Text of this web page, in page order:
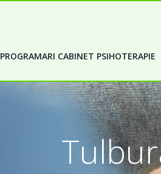
PROGRAMARI CABINET PSIHOTERAPIE